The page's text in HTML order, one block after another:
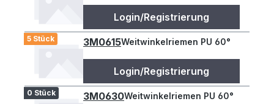
Login/Registrierung
5 Stück 3M0615Weitwinkelriemen PU 60°
Login/Registrierung
0 Stück 3M0630Weitwinkelriemen PU 60°